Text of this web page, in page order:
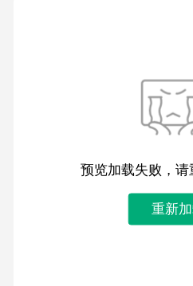
预览加载失败，请
重新